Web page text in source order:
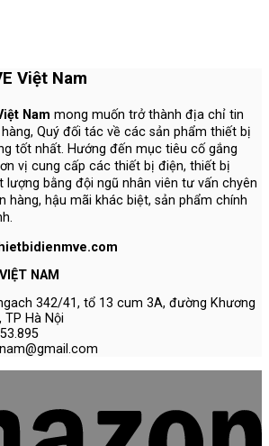
Việt Nam
Nam mong muốn trở thành địa chỉ tin
Quý đối tác về các sản phẩm thiết bị
tốt nhất. Hướng đến mục tiêu cố gắng
vị cung cấp các thiết bị điện, thiết bị
lượng bằng đội ngũ nhân viên tư vấn chyên
hàng, hậu mãi khác biệt, sản phẩm chính
NAM
342/41, tổ 13 cum 3A, đường Khương
TP Hà Nội